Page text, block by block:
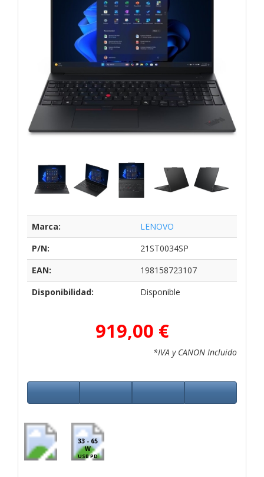
Marca:
LENOVO
P/N:
21ST0034SP
EAN:
198158723107
Disponibilidad:
Disponible
919,00 €
*IVA y CANON Incluido
33 - 65
W
USB PD